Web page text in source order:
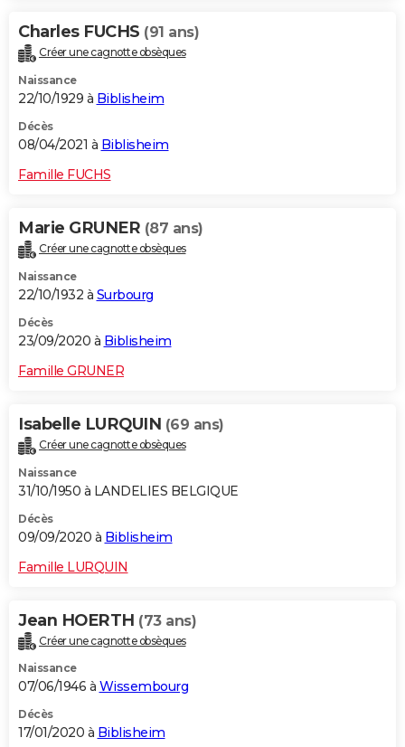
Carte de Noël
Carte Bonne année
Carte Saint-Valentin
Carte Pâques
Carte d'anniversaire
DICTIONNAIRE
Dictionnaire
Biographies
Citations
Expressions
Proverbes
PROGRAMME TV
S'inscrire
Se connecter
Lycées
Collèges
Primaires
Universités
Entreprises
Service militaire
Avis de recherche
AVIS DE DÉCÈS
FORUM
Bricolage
Lifestyle
Culture
Television
Voyage
Charles FUCHS (91 ans)
Créer une cagnotte obsèques
Naissance
22/10/1929 à Biblisheim
Décès
08/04/2021 à Biblisheim
Famille FUCHS
Marie GRUNER (87 ans)
Créer une cagnotte obsèques
Naissance
22/10/1932 à Surbourg
Décès
23/09/2020 à Biblisheim
Famille GRUNER
Isabelle LURQUIN (69 ans)
Créer une cagnotte obsèques
Naissance
31/10/1950 à LANDELIES BELGIQUE
Décès
09/09/2020 à Biblisheim
Famille LURQUIN
Jean HOERTH (73 ans)
Créer une cagnotte obsèques
Naissance
07/06/1946 à Wissembourg
Décès
17/01/2020 à Biblisheim